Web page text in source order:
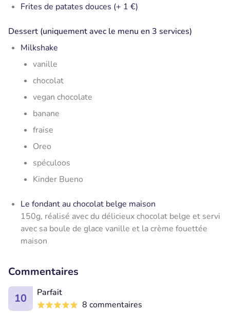
Frites de patates douces (+ 1 €)
Dessert (uniquement avec le menu en 3 services)
Milkshake
vanille
chocolat
vegan chocolate
banane
fraise
Oreo
spéculoos
Kinder Bueno
Le fondant au chocolat belge maison
150g, réalisé avec du délicieux chocolat belge et servi
avec sa boule de glace vanille et la crème fouettée
maison
Commentaires
10
Parfait
8 commentaires